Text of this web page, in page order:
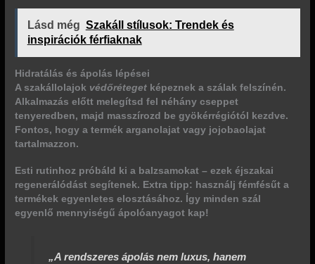
Lásd még Szakáll stílusok: Trendek és
inspirációk férfiaknak
Hidratálás és ápolás lépései
A szakállolajok védőréteget képeznek a szálak felszínén.
Alkalmazás előtt melegítsd fel néhány cseppet
tenyeredben, majd masszírozd be gyökérrégiótól kezdve.
Fontos, hogy a termékarganolajat vagy jojobaolajat
tartalmazzon.
Esti rutinhoz próbáld ki a balzsamokat – ezek éjszakai
regenerálódást segítenek. Extra tipp: használj fémfésűt a
termékek egyenletes elosztásához. Így minden szál
egyenlő mennyiségű ápolóanyagot kap!
„A rendszeres ápolás nem luxus, hanem